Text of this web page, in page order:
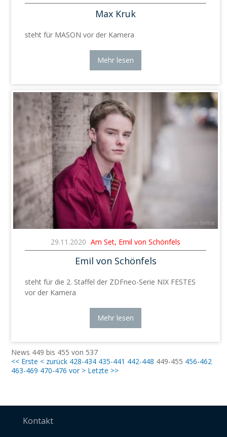
Max Kruk
steht für MASON vor der Kamera
Mehr lesen
29.11.2020 Am Set, Emil von Schönfels
Emil von Schönfels
steht für die 2. Staffel der ZDFneo-Serie NIX FESTES
vor der Kamera
Mehr lesen
News 449 bis 455 von 537
<< Erste < zurück 428-434 435-441 442-448 449-455 456-462
463-469 470-476 vor > Letzte >>
Kontakt